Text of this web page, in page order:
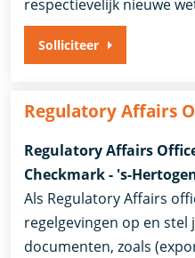
respectievelijk nieuwe
Solliciteer
Regulatory Affairs
Regulatory Affairs
Checkmark - 's-
Als Regulatory Affairs
regelgevingen op en
documenten, zoals